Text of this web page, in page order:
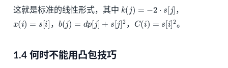
这就是标准的线性形式，其中 k ( )= s[ ，
(i) ， b ( j) [ ] + [ 2 ， C(i )= 2 。
1.4 何时不能用凸包技巧